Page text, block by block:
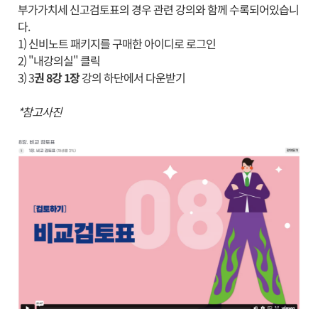
부가가치세 신고검토표의 경우 관련 강의와 함께 수록되어있습니
다.
1) 신비노트 패키지를 구매한 아이디로 로그인
2) "내강의실" 클릭
3) 3권 8강 1장강의 하단에서 다운받기
*참고사진